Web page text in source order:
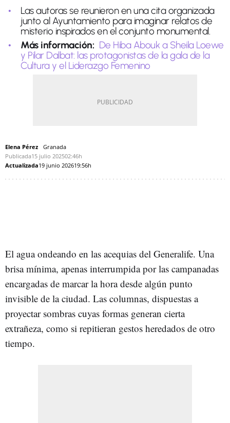
Las autoras se reunieron en una cita organizada
junto al Ayuntamiento para imaginar relatos de
misterio inspirados en el conjunto monumental.
Más información: De Hiba Abouk a Sheila Loewe
y Pilar Dalbat: las protagonistas de la gala de la
Cultura y el Liderazgo Femenino
Elena Pérez
Granada
Publicada15 julio 202502:46h
Actualizada19 junio 202619:56h
El agua ondeando en las acequias del Generalife. Una
brisa mínima, apenas interrumpida por las campanadas
encargadas de marcar la hora desde algún punto
invisible de la ciudad. Las columnas, dispuestas a
proyectar sombras cuyas formas generan cierta
extrañeza, como si repitieran gestos heredados de otro
tiempo.